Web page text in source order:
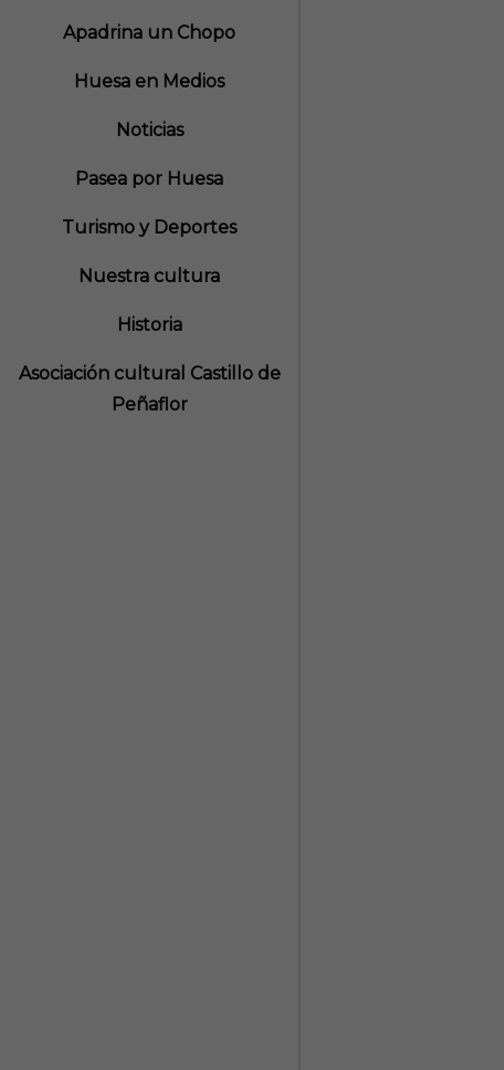
Apadrina un Chopo
Huesa en Medios
Noticias
Pasea por Huesa
Turismo y Deportes
Nuestra cultura
Historia
Asociación cultural Castillo de
Peñaflor